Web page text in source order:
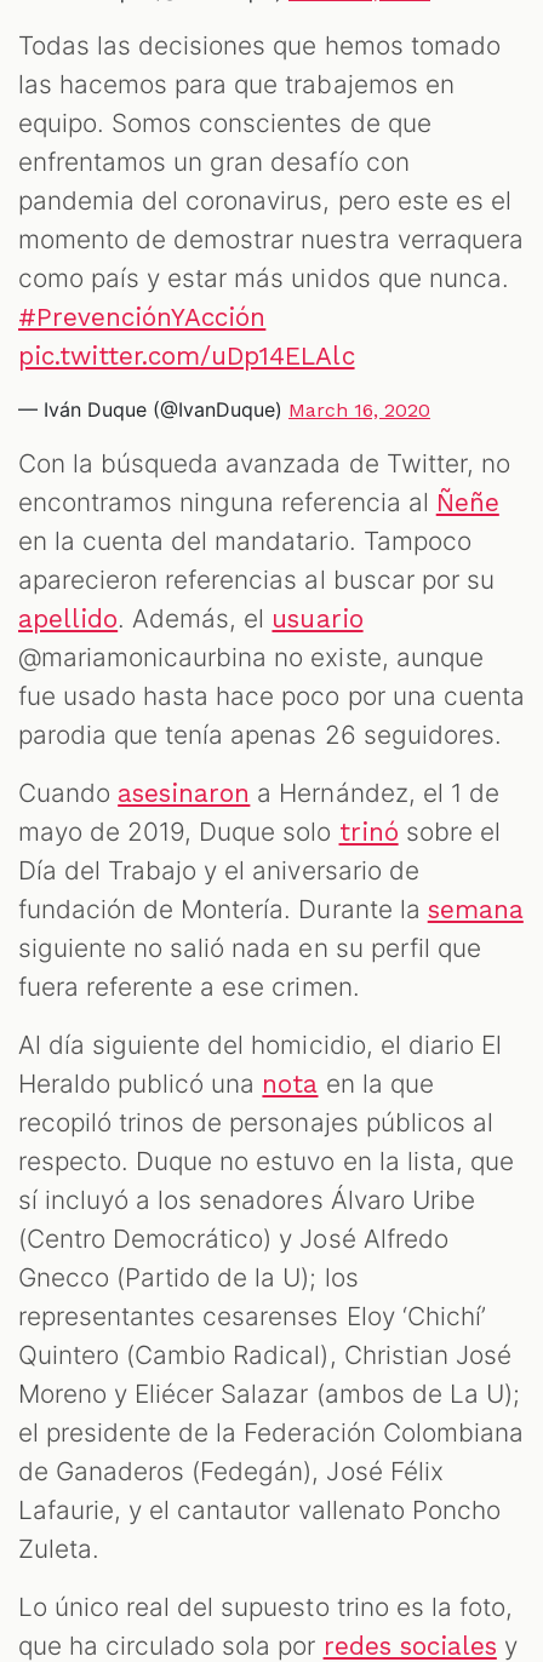
Todas las decisiones que hemos tomado
las hacemos para que trabajemos en
equipo. Somos conscientes de que
enfrentamos un gran desafío con
pandemia del coronavirus, pero este es el
momento de demostrar nuestra verraquera
como país y estar más unidos que nunca.
#PrevenciónYAcción
pic.twitter.com/uDp14ELAlc
— Iván Duque (@IvanDuque) March 16, 2020
Con la búsqueda avanzada de Twitter, no
encontramos ninguna referencia al Ñeñe
en la cuenta del mandatario. Tampoco
aparecieron referencias al buscar por su
apellido. Además, el usuario
@mariamonicaurbina no existe, aunque
fue usado hasta hace poco por una cuenta
parodia que tenía apenas 26 seguidores.
Cuando asesinaron a Hernández, el 1 de
mayo de 2019, Duque solo trinó sobre el
Día del Trabajo y el aniversario de
fundación de Montería. Durante la semana
siguiente no salió nada en su perfil que
fuera referente a ese crimen.
Al día siguiente del homicidio, el diario El
Heraldo publicó una nota en la que
recopiló trinos de personajes públicos al
respecto. Duque no estuvo en la lista, que
sí incluyó a los senadores Álvaro Uribe
(Centro Democrático) y José Alfredo
Gnecco (Partido de la U); los
representantes cesarenses Eloy ‘Chichí’
Quintero (Cambio Radical), Christian José
Moreno y Eliécer Salazar (ambos de La U);
el presidente de la Federación Colombiana
de Ganaderos (Fedegán), José Félix
Lafaurie, y el cantautor vallenato Poncho
Zuleta.
Lo único real del supuesto trino es la foto,
que ha circulado sola por redes sociales y